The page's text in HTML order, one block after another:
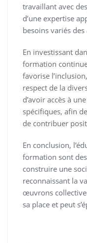
travaillant avec
d’une expertise
besoins variés
En investissant
formation
favorise
respect de la
d’avoir accès à
spécifiques, afin
de contribuer
En conclusion,
formation sont
construire une
reconnaissant la
œuvrons
sa place et peut